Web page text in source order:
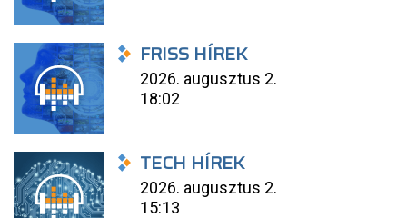
FRISS HÍREK
2026. augusztus 2.
18:02
TECH HÍREK
2026. augusztus 2.
15:13